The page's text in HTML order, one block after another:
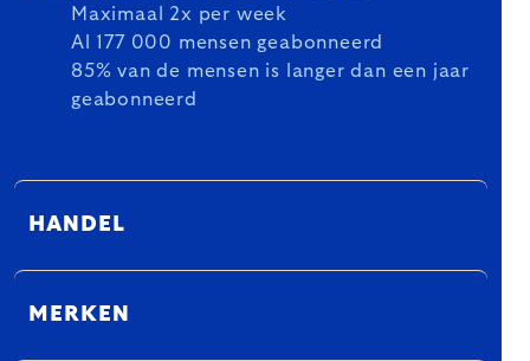
Maximaal 2x per week
Al 177 000 mensen geabonneerd
85% van de mensen is langer dan een jaar
geabonneerd
HANDEL
MERKEN